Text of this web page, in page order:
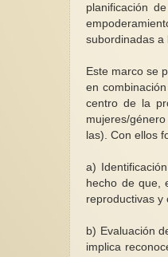
planificación
subordinadas a
Este marco se
en
centro de la
mujeres/
las). Con ellos
a)
hecho de que,
reproductivas y
b) Evaluación
implica